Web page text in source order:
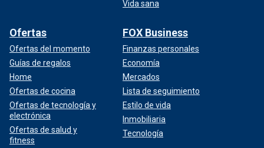
Vida sana
Ofertas
Ofertas del momento
Guías de regalos
Home
Ofertas de cocina
Ofertas de tecnología y
electrónica
Ofertas de salud y
fitness
FOX Business
Finanzas personales
Economía
Mercados
Lista de seguimiento
Estilo de vida
Inmobiliaria
Tecnología